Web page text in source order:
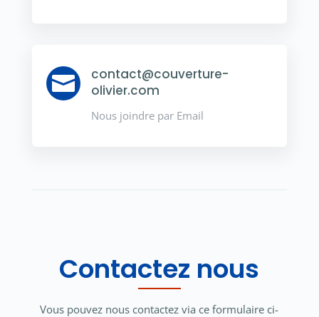

contact@couverture-
olivier.com
Nous joindre par Email
Contactez nous
Vous pouvez nous contactez via ce formulaire ci-